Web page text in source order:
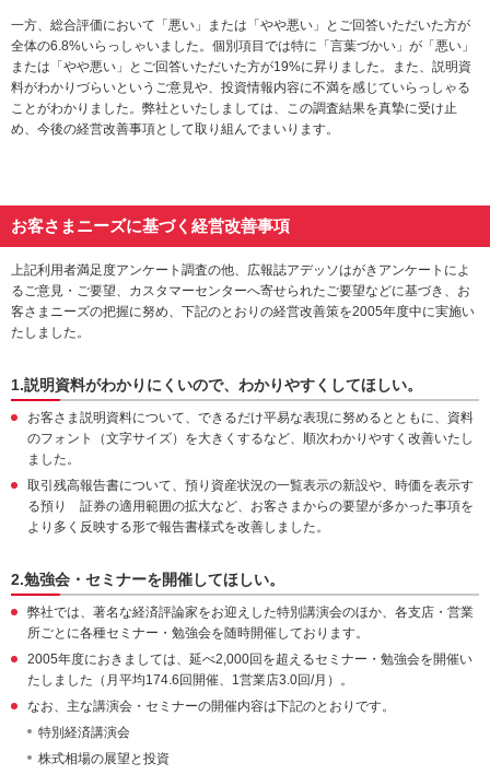
一方、総合評価において「悪い」または「やや悪い」とご回答いただいた方が
全体の6.8%いらっしゃいました。個別項目では特に「言葉づかい」が「悪い」
または「やや悪い」とご回答いただいた方が19%に昇りました。また、説明資
料がわかりづらいというご意見や、投資情報内容に不満を感じていらっしゃる
ことがわかりました。弊社といたしましては、この調査結果を真摯に受け止
め、今後の経営改善事項として取り組んでまいります。
お客さまニーズに基づく経営改善事項
上記利用者満足度アンケート調査の他、広報誌アデッソはがきアンケートによ
るご意見・ご要望、カスタマーセンターへ寄せられたご要望などに基づき、お
客さまニーズの把握に努め、下記のとおりの経営改善策を2005年度中に実施い
たしました。
1.説明資料がわかりにくいので、わかりやすくしてほしい。
お客さま説明資料について、できるだけ平易な表現に努めるとともに、資料
のフォント（文字サイズ）を大きくするなど、順次わかりやすく改善いたし
ました。
取引残高報告書について、預り資産状況の一覧表示の新設や、時価を表示す
る預り 証券の適用範囲の拡大など、お客さまからの要望が多かった事項を
より多く反映する形で報告書様式を改善しました。
2.勉強会・セミナーを開催してほしい。
弊社では、著名な経済評論家をお迎えした特別講演会のほか、各支店・営業
所ごとに各種セミナー・勉強会を随時開催しております。
2005年度におきましては、延べ2,000回を超えるセミナー・勉強会を開催い
たしました（月平均174.6回開催、1営業店3.0回/月）。
なお、主な講演会・セミナーの開催内容は下記のとおりです。
特別経済講演会
株式相場の展望と投資